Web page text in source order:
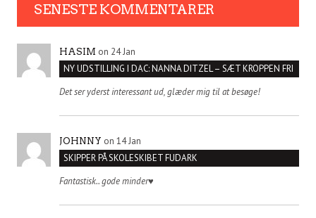
SENESTE KOMMENTARER
HASIM on 24 Jan
NY UDSTILLING I DAC: NANNA DITZEL – SÆT KROPPEN FRI
Det ser yderst interessant ud, glæder mig til at besøge!
JOHNNY on 14 Jan
SKIPPER PÅ SKOLESKIBET FUDARK
Fantastisk.. gode minder♥️